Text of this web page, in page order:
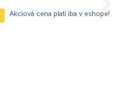
Akciová cena platí iba v eshope!